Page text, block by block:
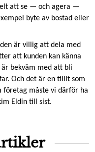
att se — och agera —
byte av bostad eller
är villig att dela med
att kunden kan känna
bekväm med att bli
Och det är en tillit som
företag måste vi därför ha
Eldin till sist.